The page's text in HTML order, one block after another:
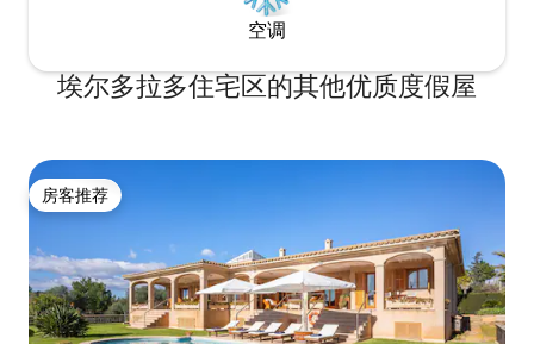
空调
埃尔多拉多住宅区的其他优质度假屋
房客推荐
房客推荐